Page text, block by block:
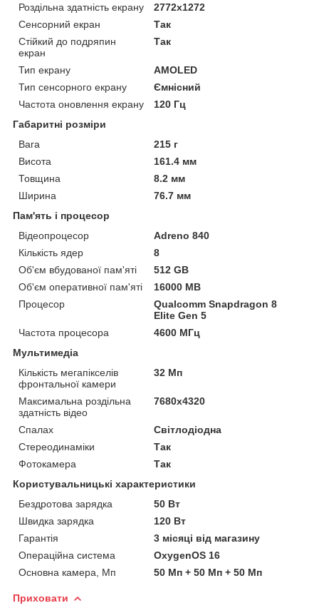
Роздільна здатність екрану
2772x1272
Сенсорний екран
Так
Стійкий до подряпин
екран
Так
Тип екрану
AMOLED
Тип сенсорного екрану
Ємнісний
Частота оновлення екрану
120 Гц
Габаритні розміри
Вага
215 г
Висота
161.4 мм
Товщина
8.2 мм
Ширина
76.7 мм
Пам'ять і процесор
Відеопроцесор
Adreno 840
Кількість ядер
8
Об'єм вбудованої пам'яті
512 GB
Об'єм оперативної пам'яті
16000 MB
Процесор
Qualcomm Snapdragon 8
Elite Gen 5
Частота процесора
4600 МГц
Мультимедіа
Кількість мегапікселів
фронтальної камери
32 Мп
Максимальна роздільна
здатність відео
7680x4320
Спалах
Світлодіодна
Стереодинаміки
Так
Фотокамера
Так
Користувальницькі характеристики
Бездротова зарядка
50 Вт
Швидка зарядка
120 Вт
Гарантія
3 місяці від магазину
Операційна система
OxygenOS 16
Основна камера, Мп
50 Мп + 50 Мп + 50 Мп
Приховати